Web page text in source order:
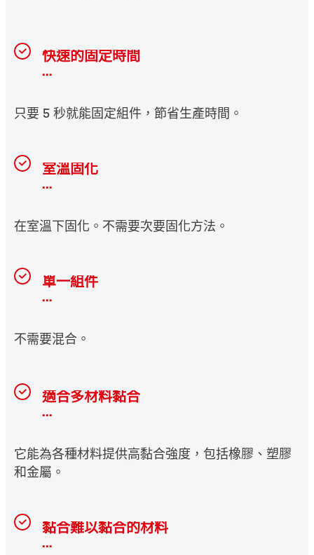
快速的固定時間
...
只要 5 秒就能固定組件，節省生產時間。
室溫固化
...
在室溫下固化。不需要次要固化方法。
單一組件
...
不需要混合。
適合多材料黏合
...
它能為各種材料提供高黏合強度，包括橡膠、塑膠
和金屬。
黏合難以黏合的材料
...